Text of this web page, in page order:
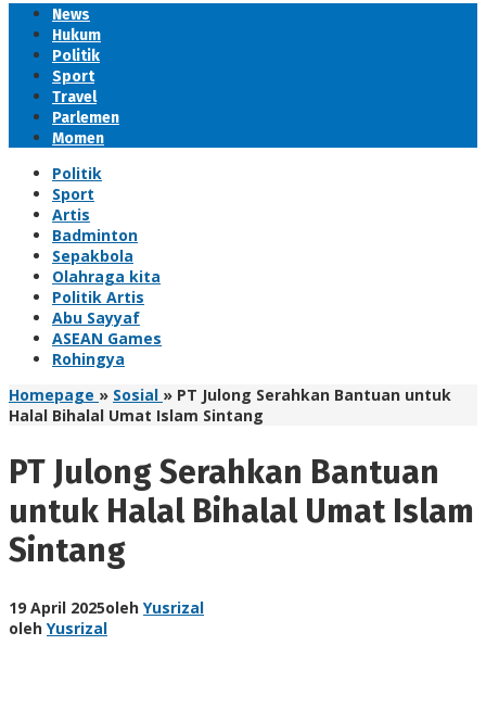
News
Hukum
Politik
Sport
Travel
Parlemen
Momen
Politik
Sport
Artis
Badminton
Sepakbola
Olahraga kita
Politik Artis
Abu Sayyaf
ASEAN Games
Rohingya
Homepage » Sosial » PT Julong Serahkan Bantuan untuk
Halal Bihalal Umat Islam Sintang
PT Julong Serahkan Bantuan
untuk Halal Bihalal Umat Islam
Sintang
19 April 2025oleh Yusrizal
oleh Yusrizal